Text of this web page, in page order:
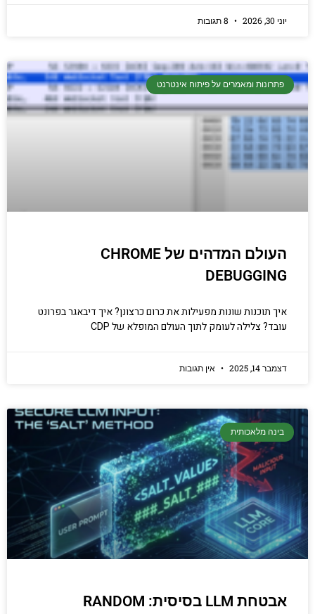
יוני 30, 2026
פתרונות ומאמרים על פיתוח אינטרנט
העולם המדהים של CHROME
DEBUGGING
איך תוכנות שונות מפעילות את כרום כרצונן? איך דיבאגר בפרונט
עובד? צלילה לעומק לתוך העולם המופלא של CDP
דצמבר 14, 2025 אין תגובות
בינה מלאכותית
אבטחת LLM בסיסית: RANDOM